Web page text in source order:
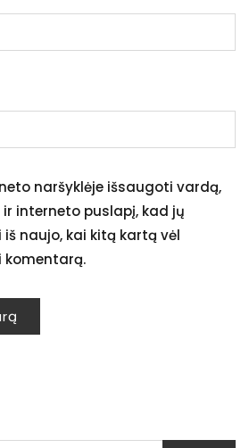
naršyklėje išsaugoti vardą,
interneto puslapį, kad jų
naujo, kai kitą kartą vėl
komentarą.